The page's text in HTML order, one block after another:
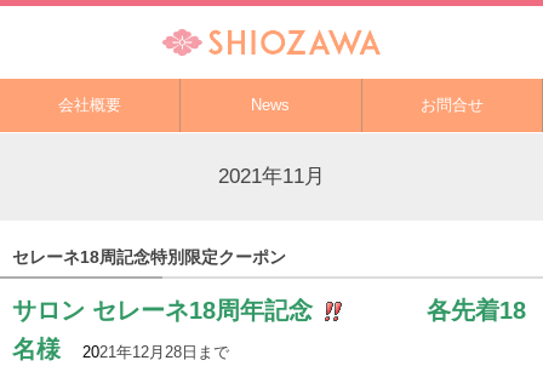
会社概要 News お問合せ
2021年11月
セレーネ18周記念特別限定クーポン
サロン セレーネ18周年記念
各先着18
名様
2021年12⽉28⽇まで